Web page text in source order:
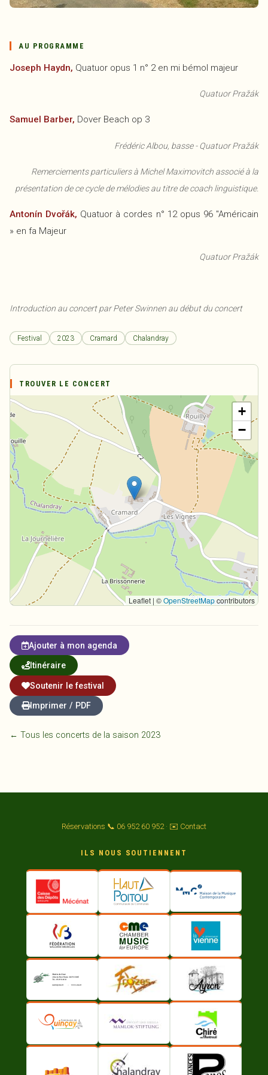
AU PROGRAMME
Joseph Haydn, Quatuor opus 1 n° 2 en mi bémol majeur
Quatuor Pražák
Samuel Barber, Dover Beach op 3
Frédéric Albou, basse - Quatuor Pražák
Remerciements particuliers à Michel Maximovitch associé à la
présentation de ce cycle de mélodies au titre de coach linguistique.
Antonín Dvořák, Quatuor à cordes n° 12 opus 96 "Américain
» en fa Majeur
Quatuor Pražák
Introduction au concert par Peter Swinnen au début du concert
Festival 2023 Cramard Chalandray
TROUVER LE CONCERT
+
−
Leaflet | ©OpenStreetMapcontributors
Ajouter à mon agenda
Itinéraire
Soutenir le festival
Imprimer / PDF
← Tous les concerts de la saison 2023
Réservations 📞 06 952 60 952 · ✉️ Contact